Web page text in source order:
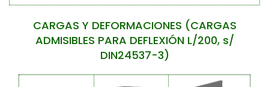
CARGAS Y DEFORMACIONES (CARGAS
ADMISIBLES PARA DEFLEXIÓN L/200, s/
DIN24537-3)